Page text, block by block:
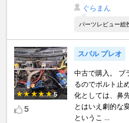
ぐらまん
パーツレビュー総
5
5
スバル プレオ
中古で購入。 ブ
るのでボルト止
化としては、鼻
とはいえ劇的な
というこ ...